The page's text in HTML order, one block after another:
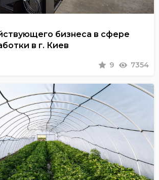
бизнеса в сфере
в г. Киев
9 7354